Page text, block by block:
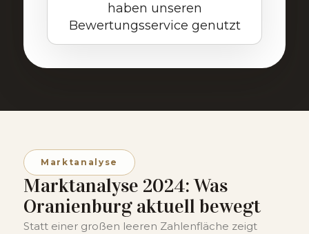
haben unseren
Bewertungsservice genutzt
Marktanalyse
Marktanalyse 2024: Was
Oranienburg aktuell bewegt
Statt einer großen leeren Zahlenfläche zeigt